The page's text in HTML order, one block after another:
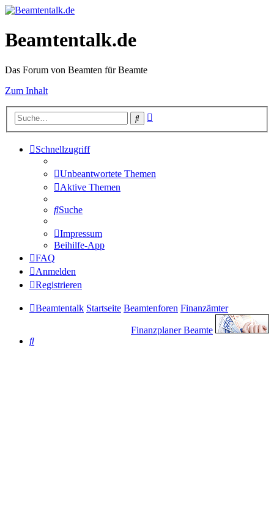
Beamtentalk.de
Das Forum von Beamten für Beamte
Zum Inhalt
Suche
Schnellzugriff
Unbeantwortete Themen
Aktive Themen
Suche
Impressum
Beihilfe-App
FAQ
Anmelden
Registrieren
Beamtentalk Startseite Beamtenforen Finanzämter
Finanzplaner Beamte
Suche